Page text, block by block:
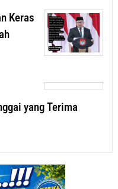
Keras
yang Terima